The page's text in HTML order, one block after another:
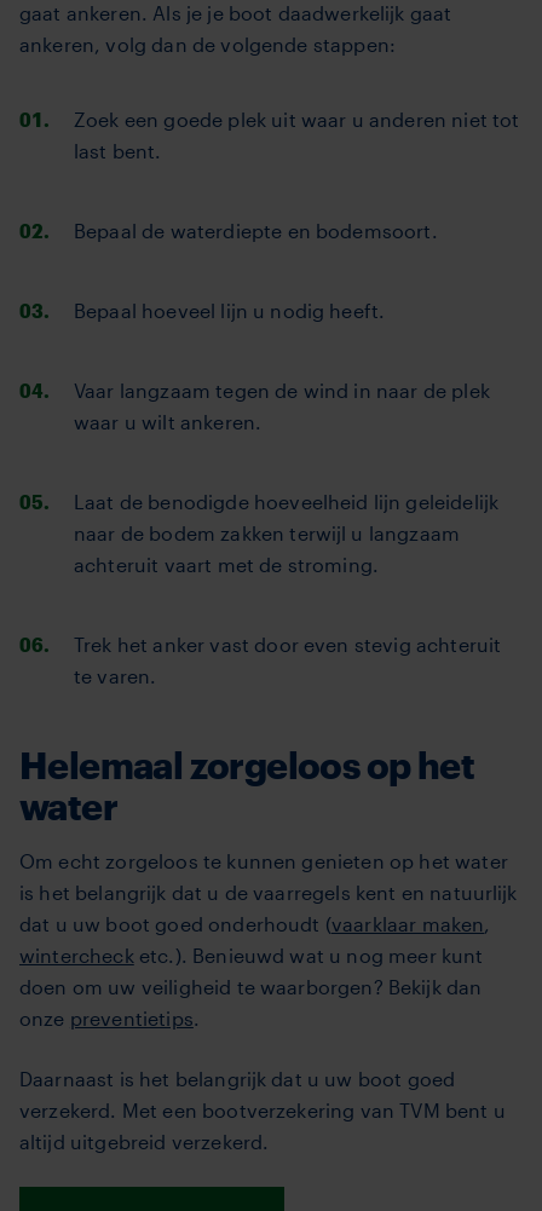
gaat ankeren. Als je je boot daadwerkelijk gaat
ankeren, volg dan de volgende stappen:
Zoek een goede plek uit waar u anderen niet tot
last bent.
Bepaal de waterdiepte en bodemsoort.
Bepaal hoeveel lijn u nodig heeft.
Vaar langzaam tegen de wind in naar de plek
waar u wilt ankeren.
Laat de benodigde hoeveelheid lijn geleidelijk
naar de bodem zakken terwijl u langzaam
achteruit vaart met de stroming.
Trek het anker vast door even stevig achteruit
te varen.
Helemaal zorgeloos op het
water
Om echt zorgeloos te kunnen genieten op het water
is het belangrijk dat u de vaarregels kent en natuurlijk
dat u uw boot goed onderhoudt (vaarklaar maken ,
wintercheck etc.). Benieuwd wat u nog meer kunt
doen om uw veiligheid te waarborgen? Bekijk dan
onze preventietips.
Daarnaast is het belangrijk dat u uw boot goed
verzekerd. Met een bootverzekering van TVM bent u
altijd uitgebreid verzekerd.